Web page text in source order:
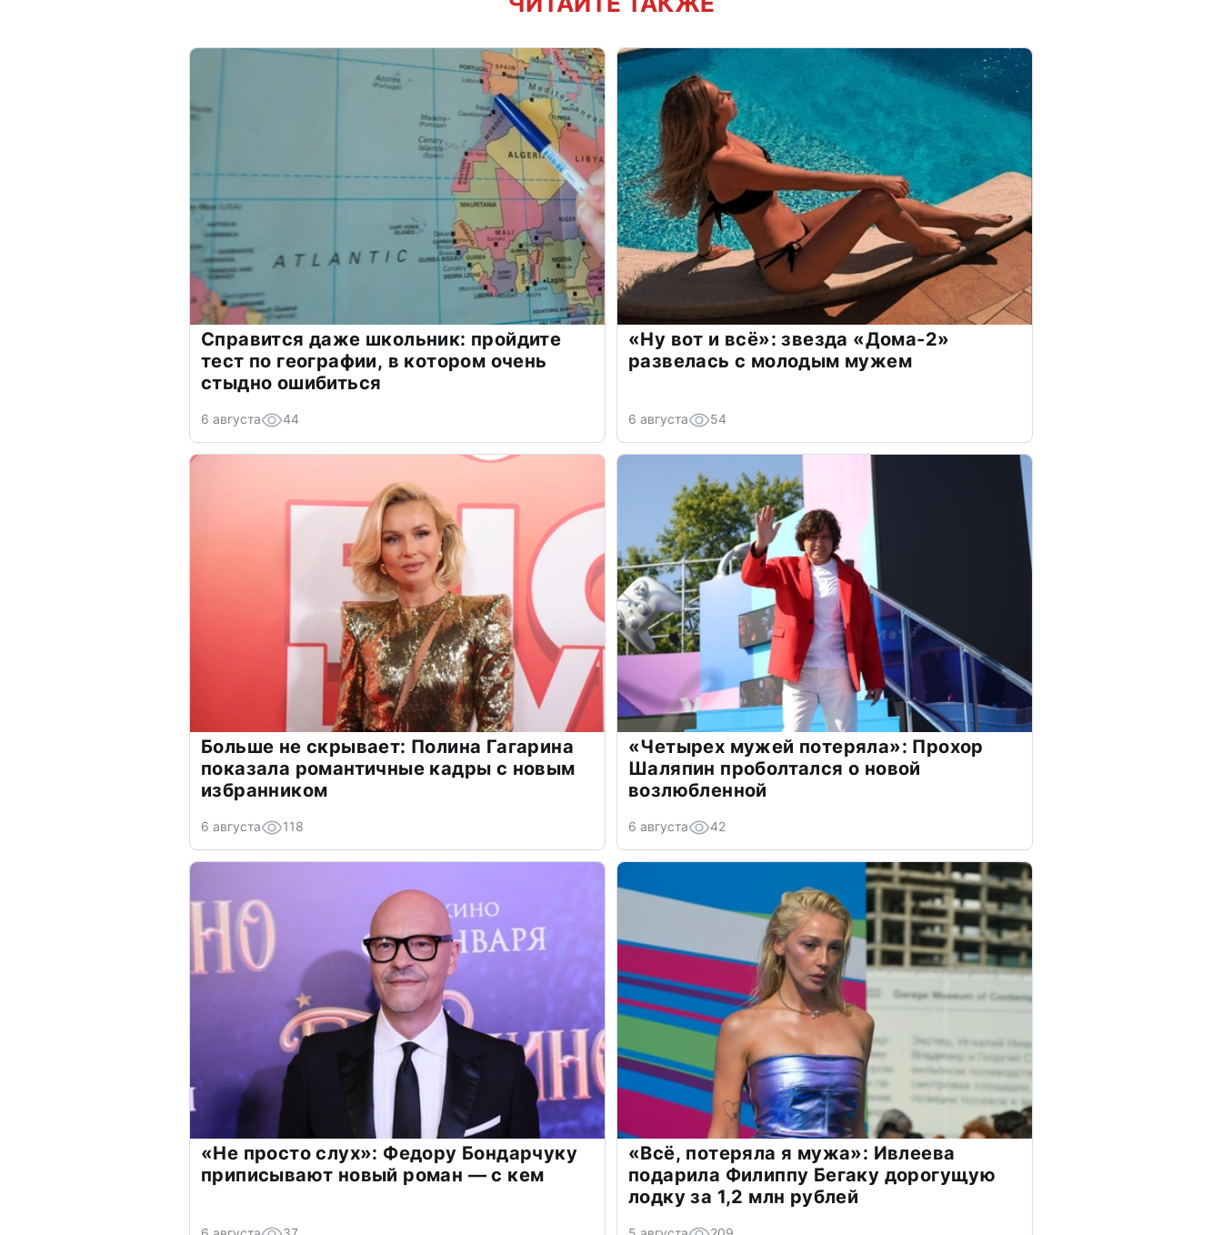
Справится даже школьник: пройдите
тест по географии, в котором очень
стыдно ошибиться
6 августа 44
«Ну вот и всё»: звезда «Дома-2»
развелась с молодым мужем
6 августа 54
Больше не скрывает: Полина Гагарина
показала романтичные кадры с новым
избранником
6 августа 118
«Четырех мужей потеряла»: Прохор
Шаляпин проболтался о новой
возлюбленной
6 августа 42
«Не просто слух»: Федору Бондарчуку
приписывают новый роман — с кем
«Всё, потеряла я мужа»: Ивлеева
подарила Филиппу Бегаку дорогущую
лодку за 1,2 млн рублей